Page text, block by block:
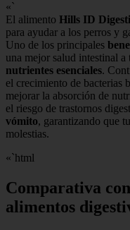
«`
El alimento Hills ID
para ayudar a los perros y
Uno de los principales
una mejor salud intestinal a
nutrientes esenciales.
el crecimiento de bacterias
mejorar la absorción de
el riesgo de trastornos
vómito, garantizando que
molestias.
«`html
Comparativa
alimentos